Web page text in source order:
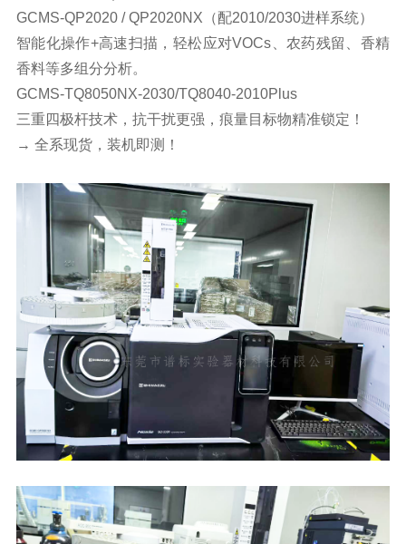
GCMS-QP2020 / QP2020NX（配2010/2030进样系统）
智能化操作+高速扫描，轻松应对VOCs、农药残留、香精
香料等多组分分析。
GCMS-TQ8050NX-2030/TQ8040-2010Plus
三重四极杆技术，抗干扰更强，痕量目标物精准锁定！
→ 全系现货，装机即测！